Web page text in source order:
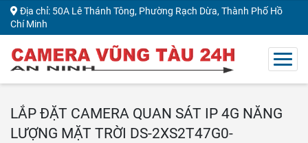
Địa chỉ: 50A Lê Thánh Tông, Phường Rạch Dừa, Thành Phố Hồ
Chí Minh
LẮP ĐẶT CAMERA QUAN SÁT IP 4G NĂNG
LƯỢNG MẶT TRỜI DS-2XS2T47G0-